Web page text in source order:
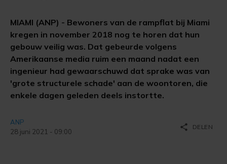
MIAMI (ANP) - Bewoners van de rampflat bij Miami
kregen in november 2018 nog te horen dat hun
gebouw veilig was. Dat gebeurde volgens
Amerikaanse media ruim een maand nadat een
ingenieur had gewaarschuwd dat sprake was van
'grote structurele schade' aan de woontoren, die
enkele dagen geleden deels instortte.
ANP
28 juni 2021 - 09:00
share DELEN